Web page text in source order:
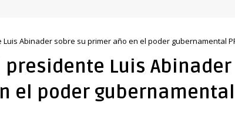
Abinader sobre su primer año en el poder gubernamental
Luis Abinader
el poder gubernamental